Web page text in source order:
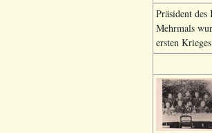
Präsident
Mehrmals
ersten